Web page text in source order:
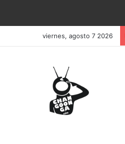
viernes, agosto 7 2026